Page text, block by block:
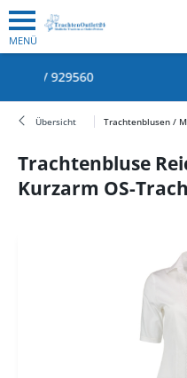
MENÜ
Übersicht Trachtenblusen /
Trachtenbluse
Kurzarm OS-